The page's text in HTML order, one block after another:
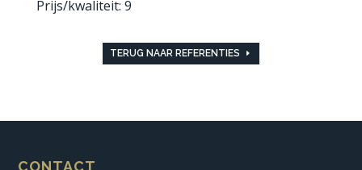
Prijs/kwaliteit: 9
TERUG NAAR REFERENTIES
CONTACT